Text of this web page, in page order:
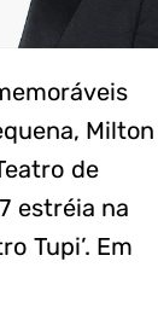
Milton
de
estréia na
Tupi’. Em